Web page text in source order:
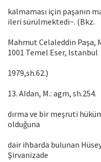
kalmaması için paşanın
ileri sürülmektedi~. (Bkz.
Mahmut Celaleddin Paşa,
1001 Temel Eser, Istanbul
1979,sh.62.)
13. Aldan, M.: agm, sh.254.
dırma ve bir meşruti
olduğuna
dair ihbarda bulunan
Şirvanizade